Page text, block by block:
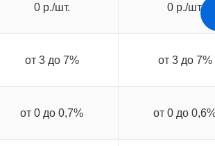
0 р./шт. 0 р./шт.
от 3 до 7% от 3 до 7%
от 0 до 0,7% от 0 до